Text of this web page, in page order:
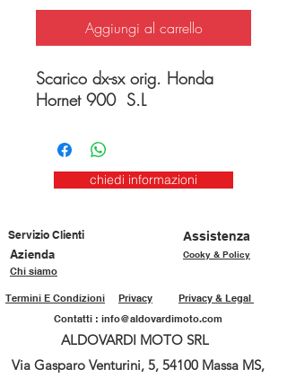
Aggiungi al carrello
Scarico dx-sx orig. Honda
Hornet 900 S.L
chiedi informazioni
Servizio Clienti
Assistenza
Azienda
Cooky & Policy
Chi siamo
Privacy & Legal
Privacy
Termini E Condizioni
Contatti : info@aldovardimoto.com
ALDOVARDI MOTO SRL
Via Gasparo Venturini, 5, 54100 Massa MS,